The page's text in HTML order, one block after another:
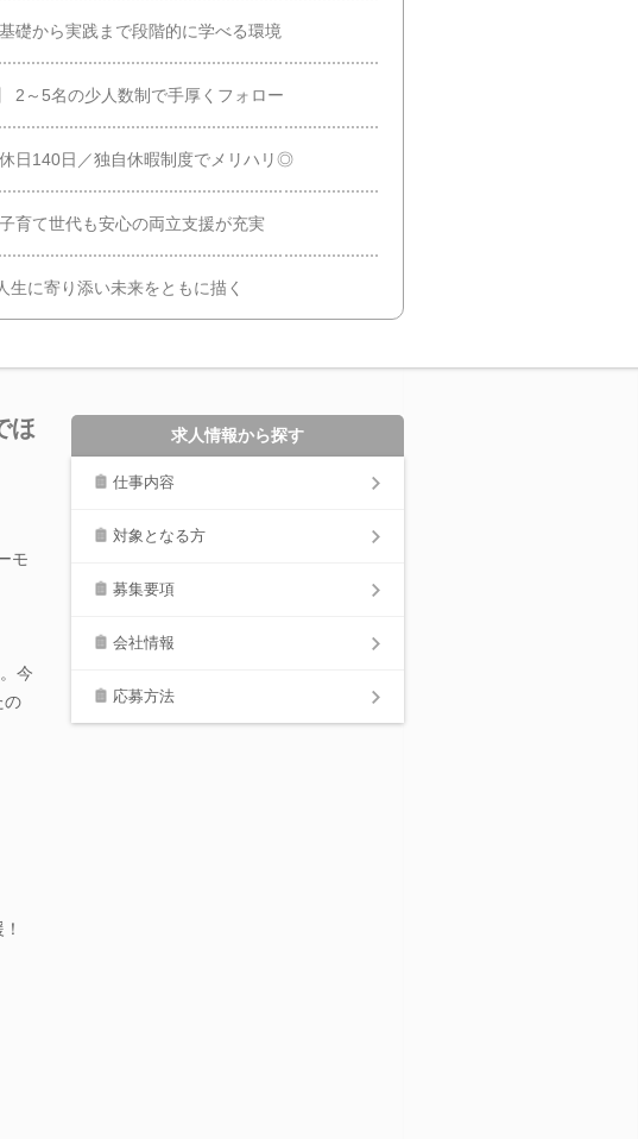
基礎から実践まで段階的に学べる環境
2～5名の少人数制で手厚くフォロー
休日140日／独自休暇制度でメリハリ◎
子育て世代も安心の両立支援が充実
生に寄り添い未来をともに描く
ほ
モ
今
の
求人情報から探す
仕事内容
対象となる方
募集要項
会社情報
応募方法